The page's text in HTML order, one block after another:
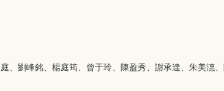
、劉峰銘、楊庭筠、曾于玲、陳盈秀、謝承達、朱美潓